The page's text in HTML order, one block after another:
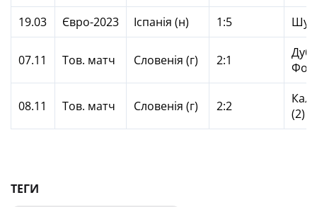
19.03
Євро-2023 Іспанія (н) 1:5
07.11 Тов. матч Словенія (г) 2:1
08.11 Тов. матч Словенія (г) 2:2
(2)
ТЕГИ